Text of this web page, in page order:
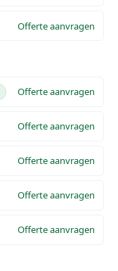
Offerte aanvragen
Offerte aanvragen
Offerte aanvragen
Offerte aanvragen
Offerte aanvragen
Offerte aanvragen